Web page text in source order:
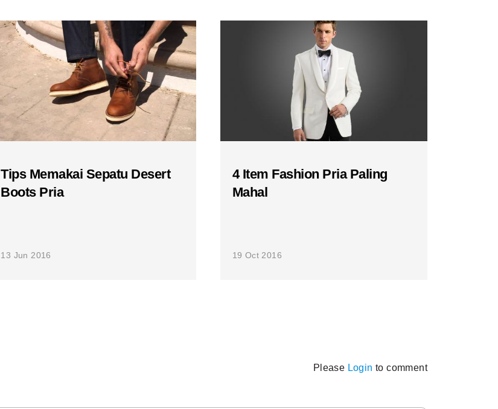
Tips Memakai Sepatu Desert
Boots Pria
13 Jun 2016
4 Item Fashion Pria Paling
Mahal
19 Oct 2016
Please Login to comment